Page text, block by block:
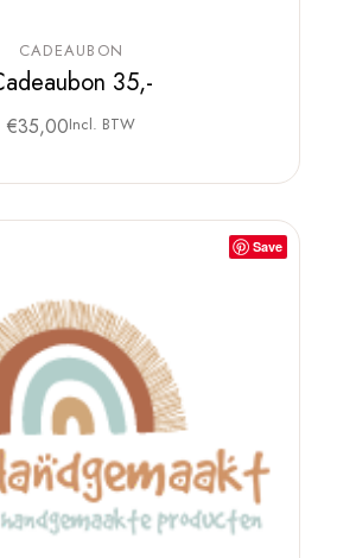
CADEAUBON
35,-
€35,00Incl. BTW
Save